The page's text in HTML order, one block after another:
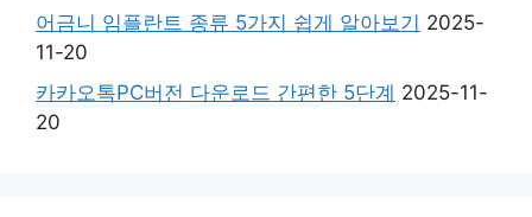
어금니 임플란트 종류 5가지 쉽게 알아보기 2025-
11-20
카카오톡PC버전 다운로드 간편한 5단계 2025-11-
20